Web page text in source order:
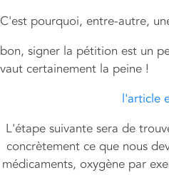
C'est pourquoi, entre-autre,
bon, signer la pétition est un
vaut certainement la peine !
l'article
L'étape suivante sera de
concrètement ce que nous
médicaments, oxygène par